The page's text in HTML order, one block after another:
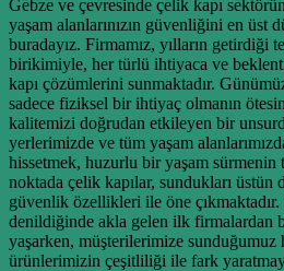
Gebze ve çevresinde çelik kapı
yaşam alanlarınızın güvenliğini en üst
buradayız. Firmamız, yılların getirdiği
birikimiyle, her türlü ihtiyaca ve
kapı çözümlerini sunmaktadır.
sadece fiziksel bir ihtiyaç olmanın
kalitemizi doğrudan etkileyen bir
yerlerimizde ve tüm yaşam
hissetmek, huzurlu bir yaşam sürmenin
noktada çelik kapılar, sundukları üstün
güvenlik özellikleri ile öne çıkmaktadır.
denildiğinde akla gelen ilk firmalardan
yaşarken, müşterilerimize
ürünlerimizin çeşitliliği ile fark